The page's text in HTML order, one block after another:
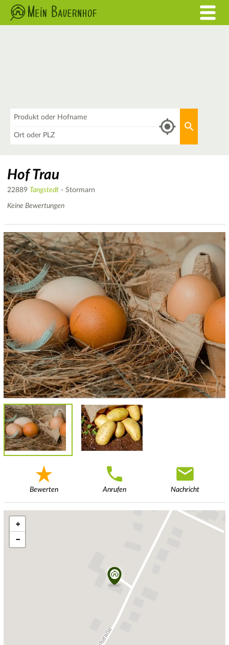
Hof Trau
22889 Tangstedt - Stormarn
Keine Bewertungen
Bewerten Anrufen Nachricht
+
−